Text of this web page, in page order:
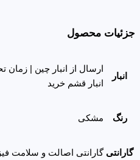
جزئیات محصول
انبار
انبار قشم خرید
رنگ مشکی
گارانتی گارانتی اصالت و سلامت فیزیکی,